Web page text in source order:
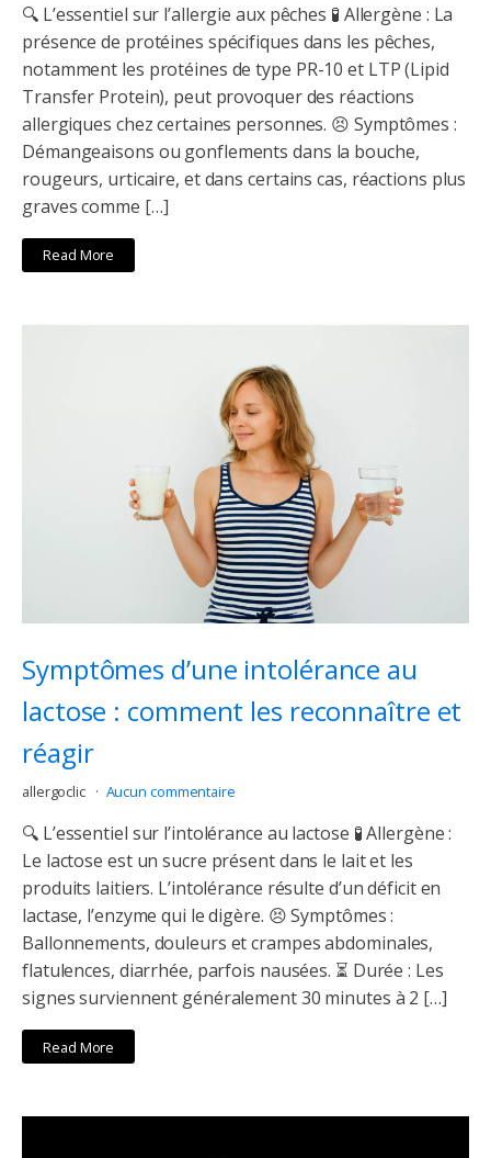
🔍 L’essentiel sur l’allergie aux pêches 🧪 Allergène : La
présence de protéines spécifiques dans les pêches,
notamment les protéines de type PR-10 et LTP (Lipid
Transfer Protein), peut provoquer des réactions
allergiques chez certaines personnes. 😣 Symptômes :
Démangeaisons ou gonflements dans la bouche,
rougeurs, urticaire, et dans certains cas, réactions plus
graves comme […]
Read More
Symptômes d’une intolérance au
lactose : comment les reconnaître et
réagir
allergoclic Aucun commentaire
🔍 L’essentiel sur l’intolérance au lactose 🧪 Allergène :
Le lactose est un sucre présent dans le lait et les
produits laitiers. L’intolérance résulte d’un déficit en
lactase, l’enzyme qui le digère. 😣 Symptômes :
Ballonnements, douleurs et crampes abdominales,
flatulences, diarrhée, parfois nausées. ⏳ Durée : Les
signes surviennent généralement 30 minutes à 2 […]
Read More